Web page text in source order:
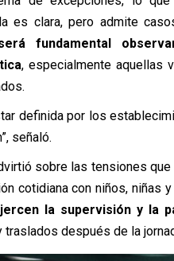
es clara, pero admite
fundamental
, especialmente aquellas
definida por los
señaló.
sobre las tensiones
cotidiana con niños, niñas
la supervisión y la
después de la